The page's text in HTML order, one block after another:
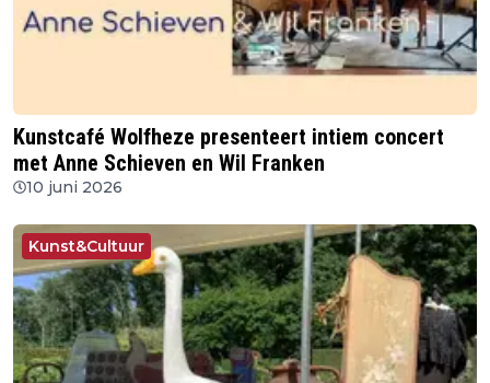
Kunstcafé Wolfheze presenteert intiem concert
met Anne Schieven en Wil Franken
10 juni 2026
Kunst&Cultuur